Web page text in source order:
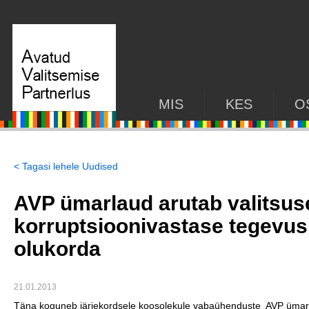
MIS KES
< Tagasi lehele Uudised
AVP ümarlaud arutab
korruptsioonivastase
olukorda
21.01.2013
Täna koguneb järjekordsele koosolekule vabaühenduste AVP